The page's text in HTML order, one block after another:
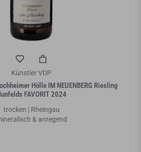
Künstler VDP
Hölle IM NEUENBERG Riesling
FAVORIT 2024
trocken | Rheingau
& anregend